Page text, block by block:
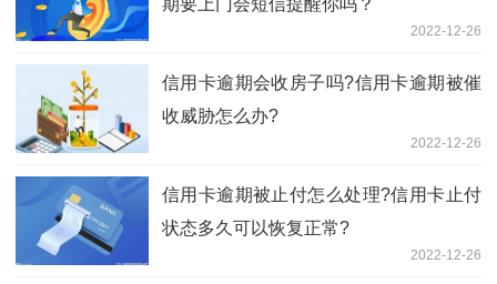
2022-12-26
信用卡逾期会收房子吗?信用卡逾期被催
收威胁怎么办?
2022-12-26
信用卡逾期被止付怎么处理?信用卡止付
状态多久可以恢复正常?
2022-12-26